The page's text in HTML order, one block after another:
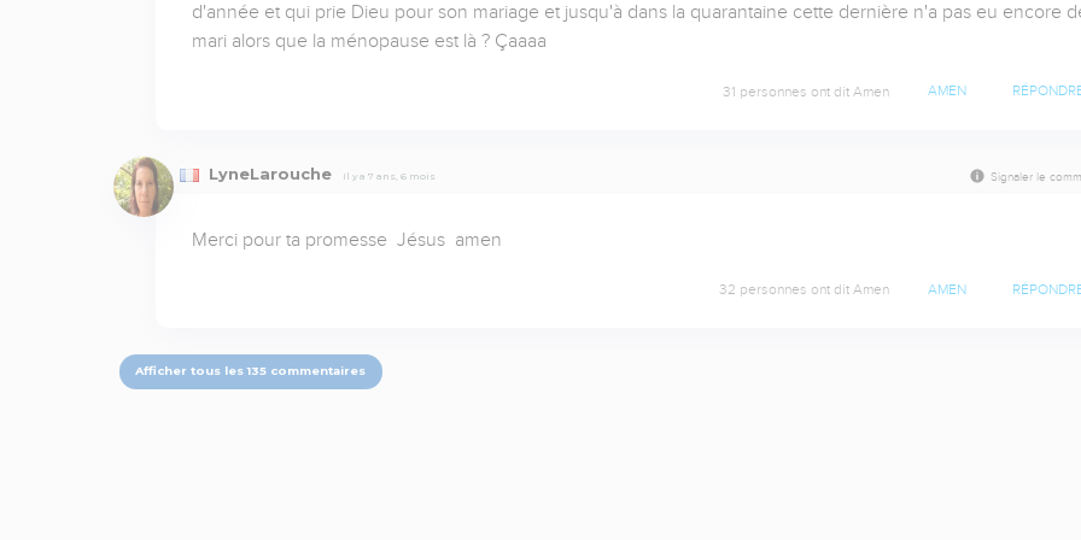
d'année et qui prie Dieu pour son mariage et jusqu'à dans la quarantaine cette dernière n'a pas eu encore
mari alors que la ménopause est là ? Çaaaa
31 personnes ont dit Amen AMEN
LyneLarouche Il y a 7 ans, 6 mois Signaler le
Merci pour ta promesse  Jésus  amen
32 personnes ont dit Amen AMEN
Afficher tous les 135 commentaires